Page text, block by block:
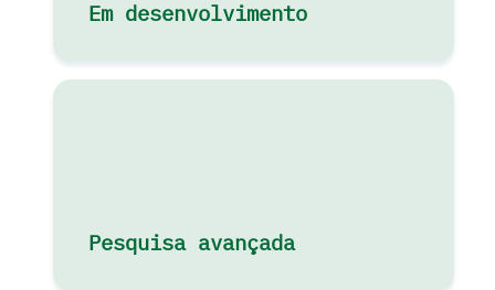
Em desenvolvimento
Pesquisa avançada